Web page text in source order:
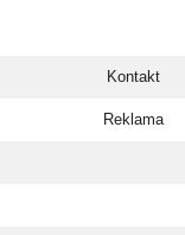
Kontakt
Reklama